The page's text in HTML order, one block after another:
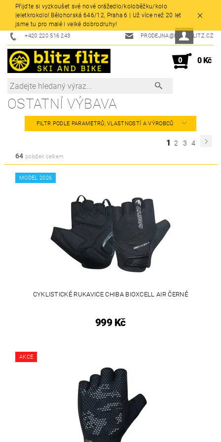
Přijďte si vyzkoušet své nové orážedlo/koloběžku/kolo
|eletkrokolo! Bělohorská 646/12, Praha 6 | Už více než 20 let
jsme tu pro malé i velké dobrodruhy!
+420 220 516 243 PRODEJNA@BLITZFLITZ.CZ
0 0 Kč
OSTATNÍ VÝBAVA
FILTR PODLE PARAMETRŮ, VLASTNOSTÍ A VÝROBCŮ
1 2 3
4
64 položek celkem
MODEL 2026
CYKLISTICKÉ RUKAVICE CHIBA BIOXCELL AIR ČERNÉ
999 Kč
AKCE